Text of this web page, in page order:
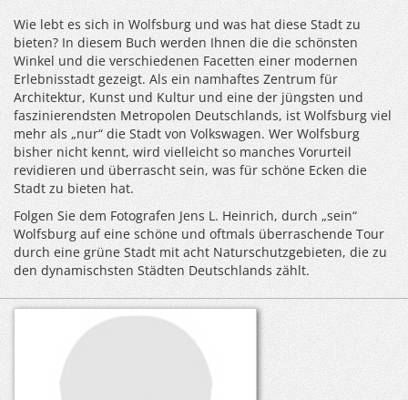
Wie lebt es sich in Wolfsburg und was hat diese Stadt zu
bieten? In diesem Buch werden Ihnen die die schönsten
Winkel und die verschiedenen Facetten einer modernen
Erlebnisstadt gezeigt. Als ein namhaftes Zentrum für
Architektur, Kunst und Kultur und eine der jüngsten und
faszinierendsten Metropolen Deutschlands, ist Wolfsburg viel
mehr als „nur“ die Stadt von Volkswagen. Wer Wolfsburg
bisher nicht kennt, wird vielleicht so manches Vorurteil
revidieren und überrascht sein, was für schöne Ecken die
Stadt zu bieten hat.
Folgen Sie dem Fotografen Jens L. Heinrich, durch „sein“
Wolfsburg auf eine schöne und oftmals überraschende Tour
durch eine grüne Stadt mit acht Naturschutzgebieten, die zu
den dynamischsten Städten Deutschlands zählt.